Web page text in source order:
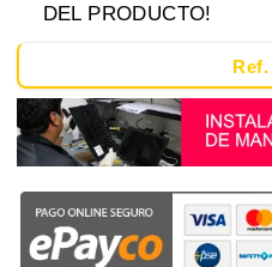
DEL PRODUCTO!
Ref.